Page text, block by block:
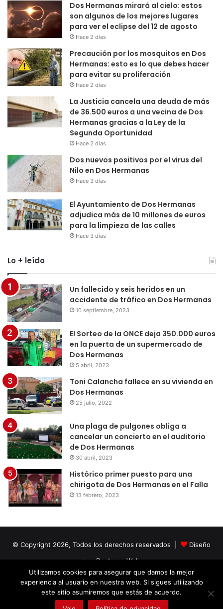
Dos Hermanas mirará al cielo: estos
son algunos de los mejores lugares
para ver el eclipse del 12 de agosto
Hace 2 días
Precaución por los mosquitos en Dos
Hermanas: esto es lo que debes hacer
para evitar su proliferación
Hace 2 días
La Justicia cancela una deuda de más
de 36.500 euros a una vecina de Dos
Hermanas gracias a la Ley de la
Segunda Oportunidad
Hace 2 días
Dos nuevos positivos por el virus del
Nilo en Dos Hermanas
Hace 3 días
El Ayuntamiento de Dos Hermanas
adjudica más de 10 millones de euros
para la limpieza de las calles
Hace 3 días
Lo + leído
Un fallecido y seis heridos en un
accidente de tráfico en Dos Hermanas
10 septiembre, 2023
El Sorteo de la ONCE deja 350.000 euros
en la puerta de un supermercado de
Dos Hermanas
5 abril, 2023
Toni Calancha fallece en su vivienda en
Dos Hermanas
25 julio, 2022
Una plaga de pulgones obliga a
cancelar un concierto en el auditorio
de Dos Hermanas
30 abril, 2023
Histórico primer puesto para una
chirigota de Dos Hermanas en el Falla
13 febrero, 2023
© Copyright 2026, Todos los derechos reservados |
Diseño
por Doctores Web
Facebook
TwitterLinkedInYouTubeInstagram
Utilizamos cookies para asegurar que damos la mejor
experiencia al usuario en nuestra web. Si sigues utilizando
este sitio asumiremos que estás de acuerdo.